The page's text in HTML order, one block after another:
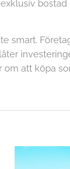
smart.
att köpa